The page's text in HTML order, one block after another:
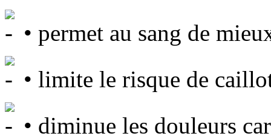
• permet au sang de
• limite le risque de
• diminue les douleurs